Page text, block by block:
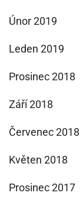
Únor 2019
Leden 2019
Prosinec 2018
Září 2018
Červenec 2018
Květen 2018
Prosinec 2017